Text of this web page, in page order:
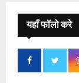
यहाँ फॉलो करे